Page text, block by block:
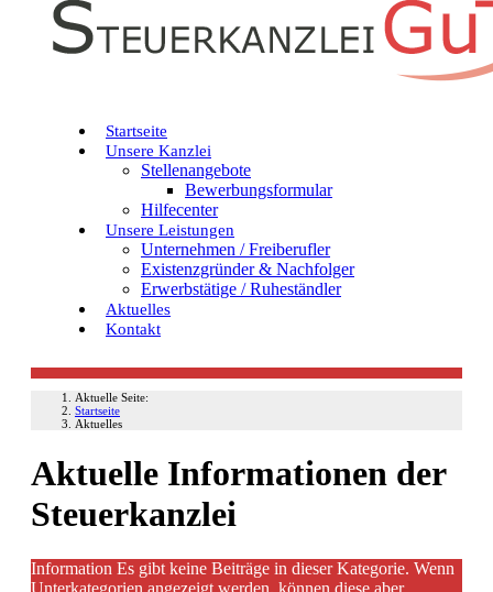
Startseite
Unsere Kanzlei
Stellenangebote
Bewerbungsformular
Hilfecenter
Unsere Leistungen
Unternehmen / Freiberufler
Existenzgründer & Nachfolger
Erwerbstätige / Ruheständler
Aktuelles
Kontakt
Aktuelle Seite:
Startseite
Aktuelles
Aktuelle Informationen der
Steuerkanzlei
Information Es gibt keine Beiträge in dieser Kategorie. Wenn
Unterkategorien angezeigt werden, können diese aber